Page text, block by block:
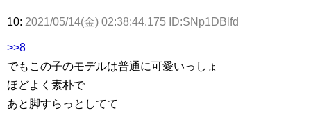
10: 2021/05/14(金) 02:38:44.175 ID:SNp1DBlfd
>>8
でもこの子のモデルは普通に可愛いっしょ
ほどよく素朴で
あと脚すらっとしてて